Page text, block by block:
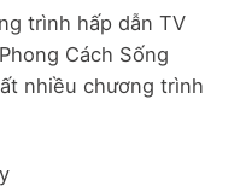
trình hấp dẫn TV
Cách Sống
nhiều chương trình